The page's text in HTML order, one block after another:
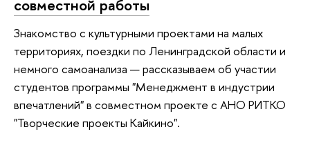
совместной работы
Знакомство с культурными проектами на малых
территориях, поездки по Ленинградской области и
немного самоанализа — рассказываем об участии
студентов программы "Менеджмент в индустрии
впечатлений" в совместном проекте с АНО РИТКО
"Творческие проекты Кайкино".